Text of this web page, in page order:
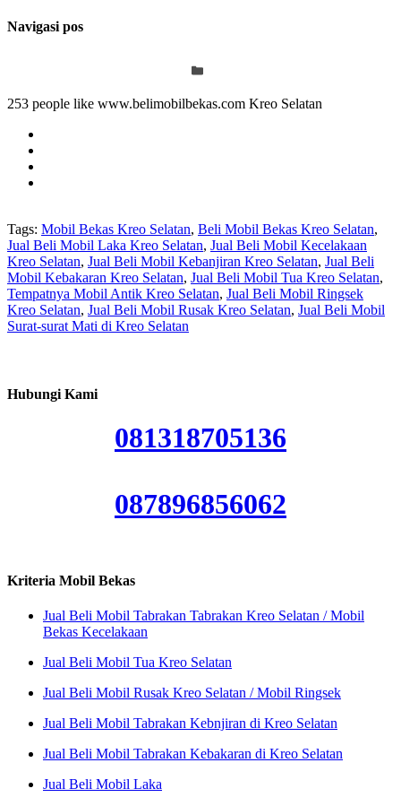
Navigasi pos
253 people like www.belimobilbekas.com Kreo Selatan
Tags: Mobil Bekas Kreo Selatan, Beli Mobil Bekas Kreo Selatan,
Jual Beli Mobil Laka Kreo Selatan, Jual Beli Mobil Kecelakaan
Kreo Selatan, Jual Beli Mobil Kebanjiran Kreo Selatan, Jual Beli
Mobil Kebakaran Kreo Selatan, Jual Beli Mobil Tua Kreo Selatan,
Tempatnya Mobil Antik Kreo Selatan, Jual Beli Mobil Ringsek
Kreo Selatan, Jual Beli Mobil Rusak Kreo Selatan, Jual Beli Mobil
Surat-surat Mati di Kreo Selatan
Hubungi Kami
081318705136
087896856062
Kriteria Mobil Bekas
Jual Beli Mobil Tabrakan Tabrakan Kreo Selatan / Mobil
Bekas Kecelakaan
Jual Beli Mobil Tua Kreo Selatan
Jual Beli Mobil Rusak Kreo Selatan / Mobil Ringsek
Jual Beli Mobil Tabrakan Kebnjiran di Kreo Selatan
Jual Beli Mobil Tabrakan Kebakaran di Kreo Selatan
Jual Beli Mobil Laka